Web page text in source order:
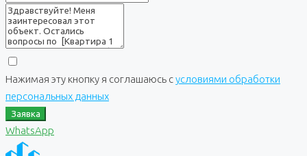
Нажимая эту кнопку я соглашаюсь сусловиями обработки
персональных данных
Заявка
WhatsApp